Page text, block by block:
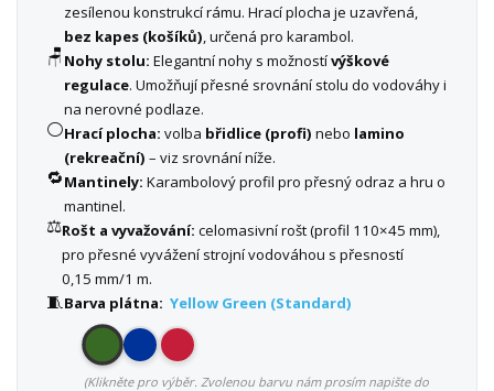
zesílenou konstrukcí rámu. Hrací plocha je uzavřená,
bez kapes (košíků), určená pro karambol.
🪑 Nohy stolu: Elegantní nohy s možnostívýškové
regulace. Umožňují přesné srovnání stolu do vodováhy i
na nerovné podlaze.
⚪Hrací plocha: volba břidlice (profi) nebo lamino
(rekreační) – viz srovnání níže.
🔁Mantinely: Karambolový profil pro přesný odraz a hru o
mantinel.
⚖️Rošt a vyvažování: celomasivní rošt (profil 110×45 mm),
pro přesné vyvážení strojní vodováhou s přesností
0,15 mm/1 m.
🧵Barva plátna: Yellow Green (Standard)
(Klikněte pro výběr. Zvolenou barvu nám prosím napište do